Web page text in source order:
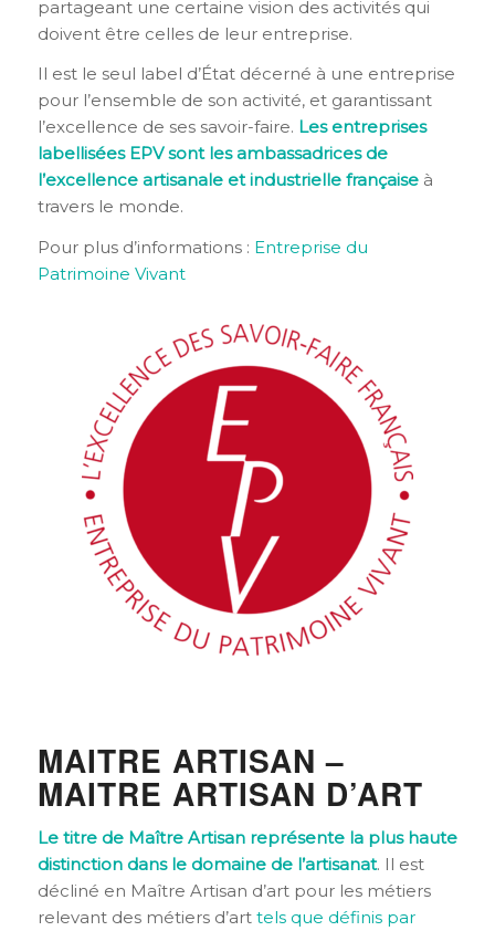
partageant une certaine vision des activités qui
doivent être celles de leur entreprise.
Il est le seul label d’État décerné à une entreprise
pour l’ensemble de son activité, et garantissant
l’excellence de ses savoir-faire. Les entreprises
labellisées EPV sont les ambassadrices de
l’excellence artisanale et industrielle françaiseà
travers le monde.
Pour plus d’informations : Entreprise du
Patrimoine Vivant
MAITRE ARTISAN –
MAITRE ARTISAN D’ART
Le titre de Maître Artisan représente la plus haute
distinction dans le domaine de l’artisanat. Il est
décliné en Maître Artisan d’art pour les métiers
relevant des métiers d’art tels que définis par